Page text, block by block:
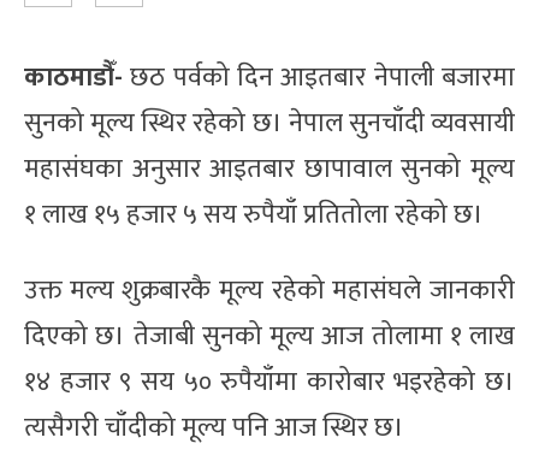
काठमाडौँ-छठ पर्वको दिन आइतबार नेपाली बजारमा
सुनको मूल्य स्थिर रहेको छ। नेपाल सुनचाँदी व्यवसायी
महासंघका अनुसार आइतबार छापावाल सुनको मूल्य
१ लाख १५ हजार ५ सय रुपैयाँ प्रतितोला रहेको छ।
उक्त मल्य शुक्रबारकै मूल्य रहेको महासंघले जानकारी
दिएको छ। तेजाबी सुनको मूल्य आज तोलामा १ लाख
१४ हजार ९ सय ५० रुपैयाँमा कारोबार भइरहेको छ।
त्यसैगरी चाँदीको मूल्य पनि आज स्थिर छ।